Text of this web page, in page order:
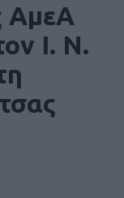
ΑμεΑ
Ι. Ν.